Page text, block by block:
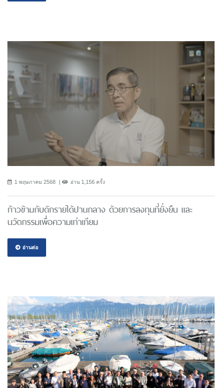
1 พฤษภาคม 2568 อ่าน 1,156 ครั้ง
ก้าวข้ามกับดักรายได้ปานกลาง ด้วยการลงทุนที่ยั่งยืน และ
นวัตกรรมเพื่อความเท่าเทียม
อ่านต่อ